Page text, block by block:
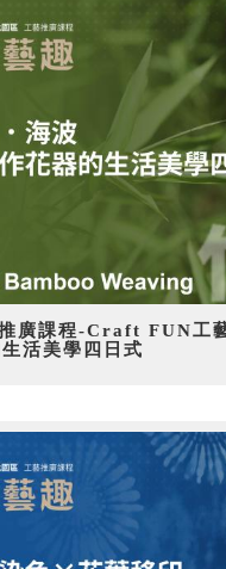
廣課程-Craft FUN工
活美學四日式